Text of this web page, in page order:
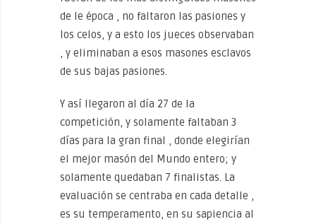
de le época , no faltaron las pasiones y
los celos, y a esto los jueces observaban
, y eliminaban a esos masones esclavos
de sus bajas pasiones.
Y así llegaron al día 27 de la
competición, y solamente faltaban 3
días para la gran final , donde elegirían
el mejor masón del Mundo entero; y
solamente quedaban 7 finalistas. La
evaluación se centraba en cada detalle ,
es su temperamento, en su sapiencia al